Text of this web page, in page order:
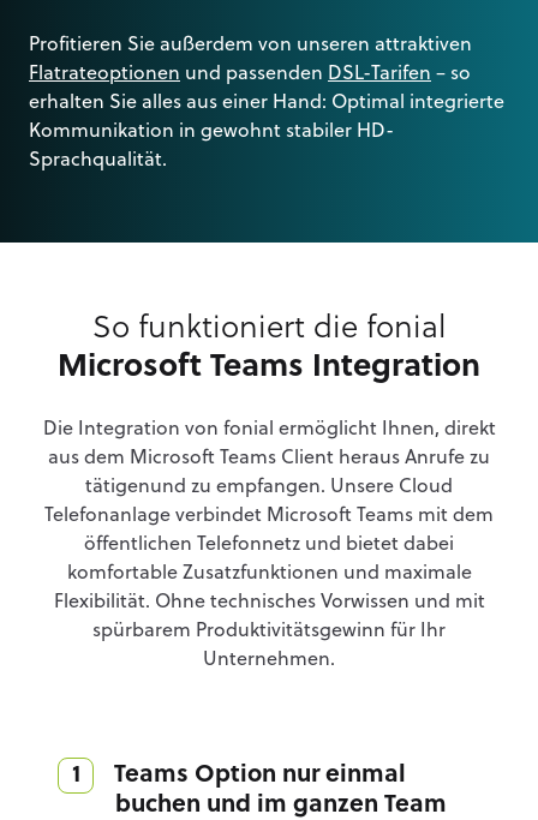
Profitieren Sie außerdem von unseren attraktiven
Flatrateoptionen und passenden DSL-Tarifen – so
erhalten Sie alles aus einer Hand: Optimal integrierte
Kommunikation in gewohnt stabiler HD-
Sprachqualität.
So funktioniert die fonial
Microsoft Teams Integration
Die Integration von fonial ermöglicht Ihnen, direkt
aus dem Microsoft Teams Client heraus Anrufe zu
tätigenund zu empfangen. Unsere Cloud
Telefonanlage verbindet Microsoft Teams mit dem
öffentlichen Telefonnetz und bietet dabei
komfortable Zusatzfunktionen und maximale
Flexibilität. Ohne technisches Vorwissen und mit
spürbarem Produktivitätsgewinn für Ihr
Unternehmen.
1 Teams Option nur einmal
buchen und im ganzen Team